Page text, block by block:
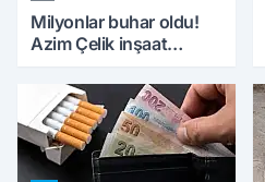
Milyonlar buhar oldu!
Azim Çelik inşaat
konuştu